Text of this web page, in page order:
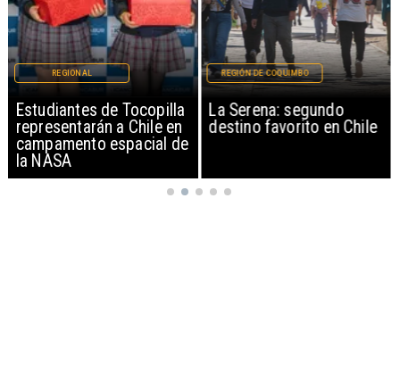
Estudiantes de Tocopilla
representarán a Chile en
campamento espacial de
la NASA
REGIONAL
La Serena: segundo
destino favorito en Chile
REGIÓN DE COQUIMBO